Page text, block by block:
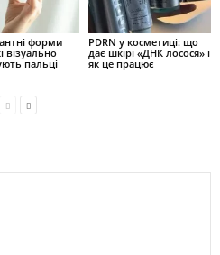
форми
візуально
пальці
PDRN у косметиці: що
дає шкірі «ДНК лосося» і
як це працює